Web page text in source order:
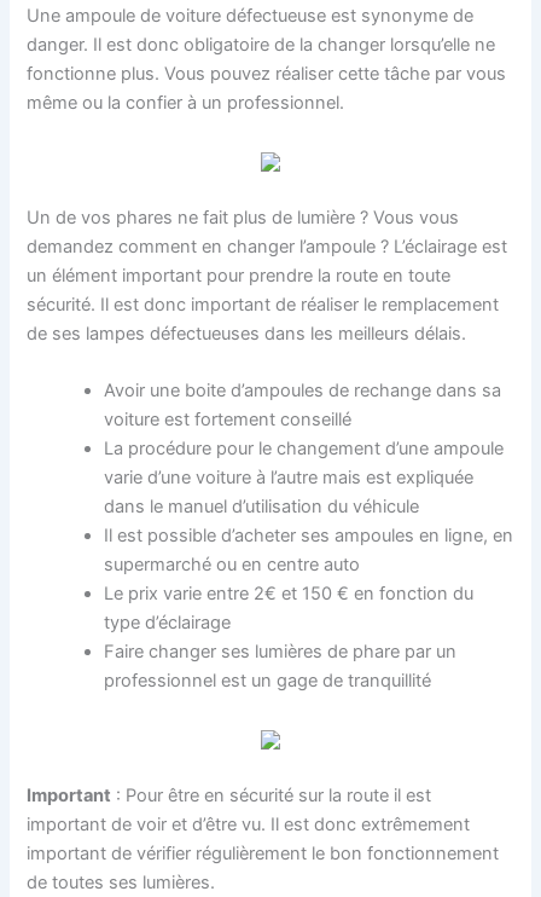
Une ampoule de voiture défectueuse est synonyme de
danger. Il est donc obligatoire de la changer lorsqu’elle ne
fonctionne plus. Vous pouvez réaliser cette tâche par vous
même ou la confier à un professionnel.
Un de vos phares ne fait plus de lumière ? Vous vous
demandez comment en changer l’ampoule ? L’éclairage est
un élément important pour prendre la route en toute
sécurité. Il est donc important de réaliser le remplacement
de ses lampes défectueuses dans les meilleurs délais.
Avoir une boite d’ampoules de rechange dans sa
voiture est fortement conseillé
La procédure pour le changement d’une ampoule
varie d’une voiture à l’autre mais est expliquée
dans le manuel d’utilisation du véhicule
Il est possible d’acheter ses ampoules en ligne, en
supermarché ou en centre auto
Le prix varie entre 2€ et 150 € en fonction du
type d’éclairage
Faire changer ses lumières de phare par un
professionnel est un gage de tranquillité
Important : Pour être en sécurité sur la route il est
important de voir et d’être vu. Il est donc extrêmement
important de vérifier régulièrement le bon fonctionnement
de toutes ses lumières.